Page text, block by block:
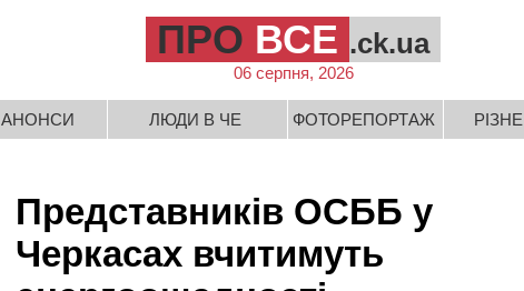
ПРО ВСЕ .ck.ua
06 серпня, 2026
АНОНСИ ЛЮДИ В ЧЕ ФОТОРЕПОРТАЖ РІЗНЕ
Представників ОСББ у
Черкасах вчитимуть